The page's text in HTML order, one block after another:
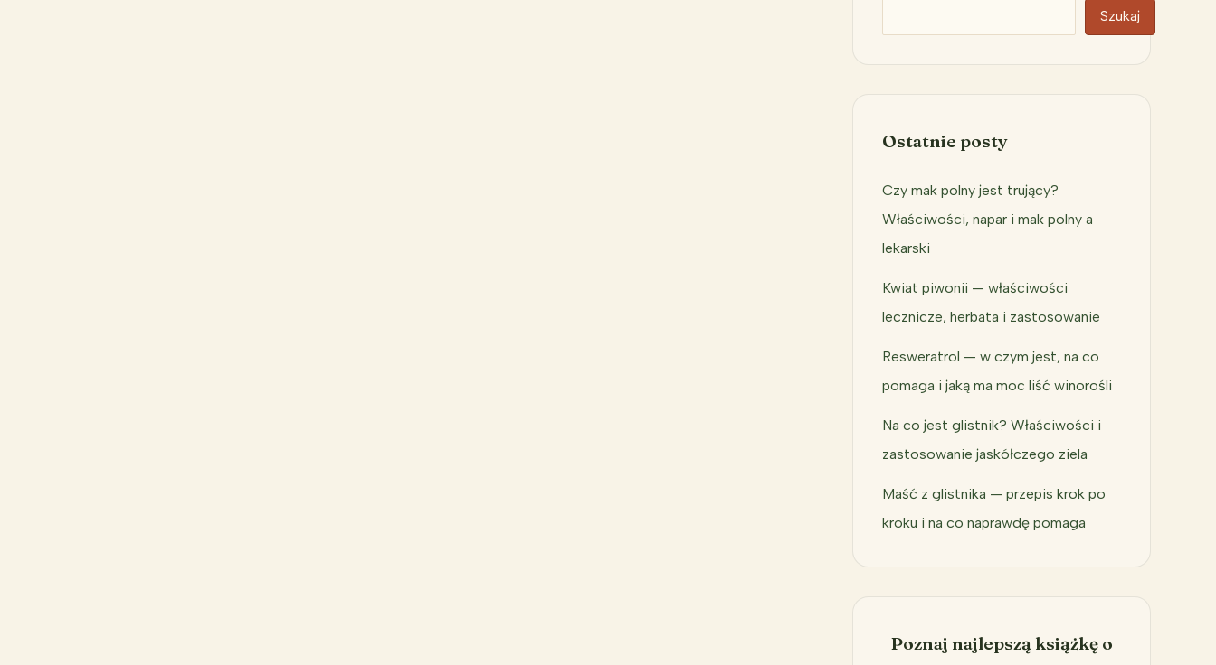
Szukaj
Ostatnie posty
Czy mak polny jest trujący?
Właściwości, napar i mak polny a
lekarski
Kwiat piwonii — właściwości
lecznicze, herbata i zastosowanie
Resweratrol — w czym jest, na co
pomaga i jaką ma moc liść winorośli
Na co jest glistnik? Właściwości i
zastosowanie jaskółczego ziela
Maść z glistnika — przepis krok po
kroku i na co naprawdę pomaga
Poznaj najlepszą książkę o